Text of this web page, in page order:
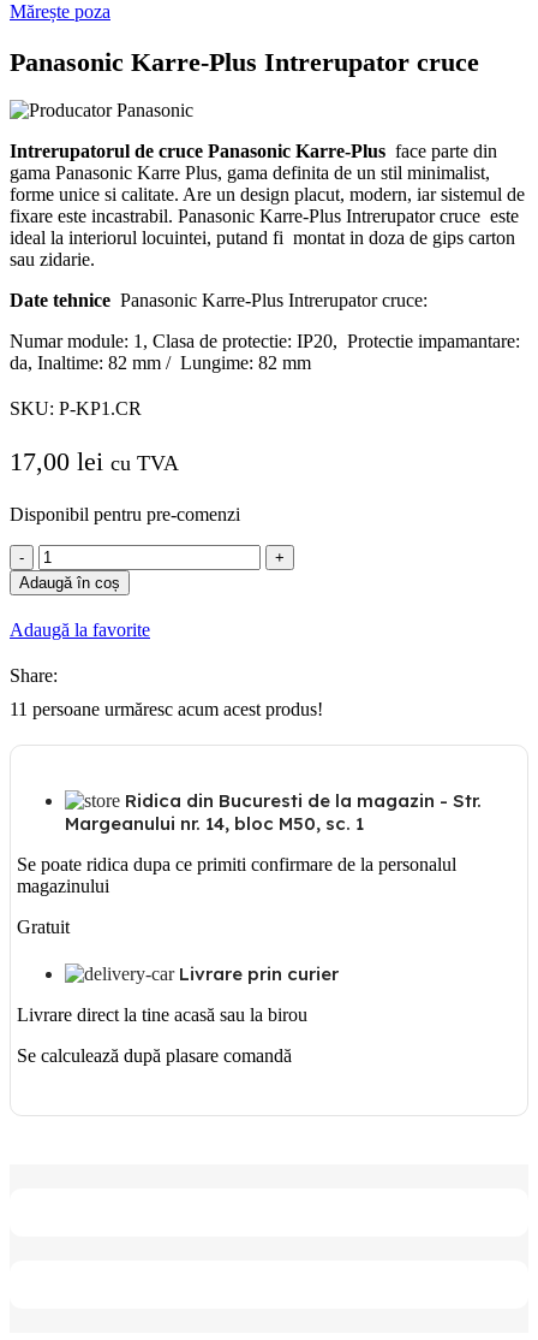
Mărește poza
Panasonic Karre-Plus Intrerupator cruce
Intrerupatorul de cruce Panasonic Karre-Plus face parte din
gama Panasonic Karre Plus, gama definita de un stil minimalist,
forme unice si calitate. Are un design placut, modern, iar sistemul de
fixare este incastrabil. Panasonic Karre-Plus Intrerupator cruce este
ideal la interiorul locuintei, putand fi montat in doza de gips carton
sau zidarie.
Date tehnice Panasonic Karre-Plus Intrerupator cruce:
Numar module: 1, Clasa de protectie: IP20, Protectie impamantare:
da, Inaltime: 82 mm / Lungime: 82 mm
SKU: P-KP1.CR
17,00 lei cu TVA
Disponibil pentru pre-comenzi
Cantitate
Panasonic
Karre-
Plus
Intrerupator
Adaugă în coș
Adaugă la favorite
Share:
11 persoane urmăresc acum acest produs!
Ridica din Bucuresti de la magazin - Str.
Margeanului nr. 14, bloc M50, sc. 1
Se poate ridica dupa ce primiti confirmare de la personalul
magazinului
Gratuit
Livrare prin curier
Livrare direct la tine acasă sau la birou
Se calculează după plasare comandă